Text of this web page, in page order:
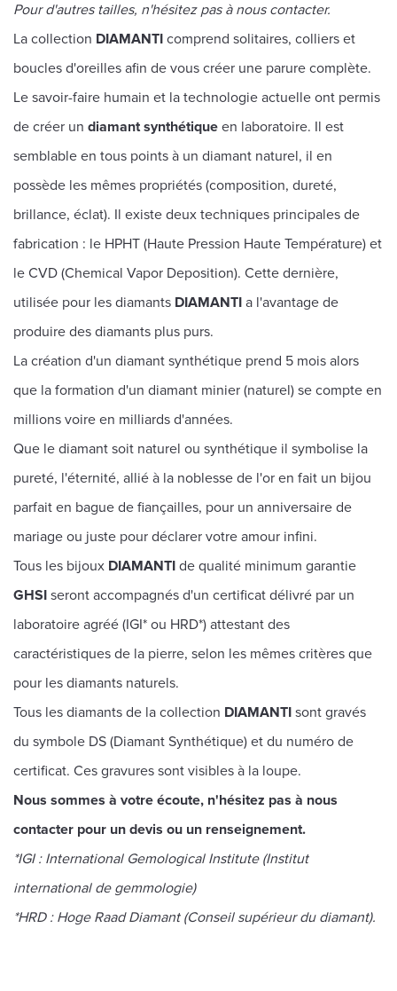
Pour d'autres tailles, n'hésitez pas à nous contacter.
La collection DIAMANTI comprend solitaires, colliers et
boucles d'oreilles afin de vous créer une parure complète.
Le savoir-faire humain et la technologie actuelle ont permis
de créer un diamant synthétique en laboratoire. Il est
semblable en tous points à un diamant naturel, il en
possède les mêmes propriétés (composition, dureté,
brillance, éclat). Il existe deux techniques principales de
fabrication : le HPHT (Haute Pression Haute Température) et
le CVD (Chemical Vapor Deposition). Cette dernière,
utilisée pour les diamants DIAMANTI a l'avantage de
produire des diamants plus purs.
La création d'un diamant synthétique prend 5 mois alors
que la formation d'un diamant minier (naturel) se compte en
millions voire en milliards d'années.
Que le diamant soit naturel ou synthétique il symbolise la
pureté, l'éternité, allié à la noblesse de l'or en fait un bijou
parfait en bague de fiançailles, pour un anniversaire de
mariage ou juste pour déclarer votre amour infini.
Tous les bijoux DIAMANTI de qualité minimum garantie
GHSI seront accompagnés d'un certificat délivré par un
laboratoire agréé (IGI* ou HRD*) attestant des
caractéristiques de la pierre, selon les mêmes critères que
pour les diamants naturels.
Tous les diamants de la collection DIAMANTI sont gravés
du symbole DS (Diamant Synthétique) et du numéro de
certificat. Ces gravures sont visibles à la loupe.
Nous sommes à votre écoute, n'hésitez pas à nous
contacter pour un devis ou un renseignement.
*IGI : International Gemological Institute (Institut
international de gemmologie)
*HRD : Hoge Raad Diamant (Conseil supérieur du diamant).